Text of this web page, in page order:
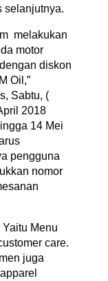
selanjutnya.
melakukan
motor
diskon
Oil,”
Sabtu, (
2018
14 Mei
pengguna
nomor
Menu
care.
juga